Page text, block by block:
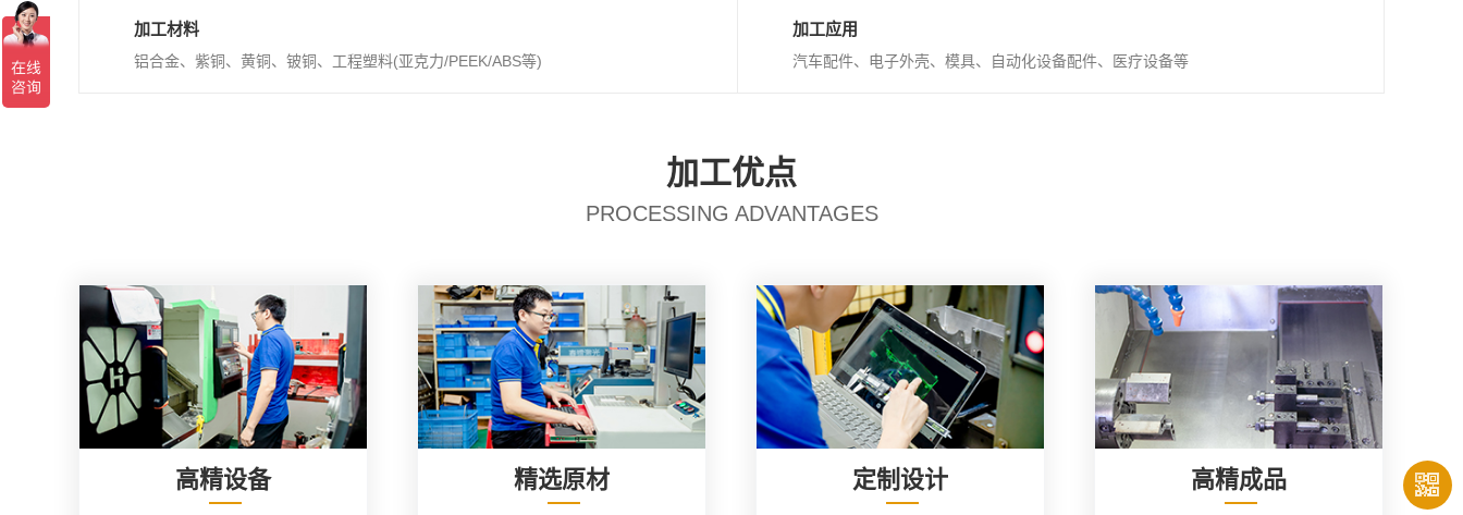
加工材料
铝合金、紫铜、黄铜、铍铜、工程塑料(亚克力/PEEK/ABS等)
加工应用
汽车配件、电子外壳、模具、自动化设备配件、医疗设备等
加工优点
PROCESSING ADVANTAGES
高精设备 精选原材 定制设计 高精成品